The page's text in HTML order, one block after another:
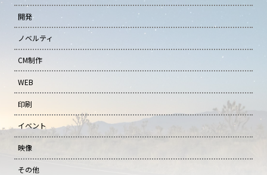
開発
ノベルティ
CM制作
WEB
印刷
イベント
映像
その他